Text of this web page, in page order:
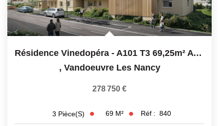
Résidence Vinedopéra - A101 T3 69,25m² Avec Balcon
, Vandoeuvre Les Nancy
278 750 €
3 Pièce(s) 69 M² Réf : 840